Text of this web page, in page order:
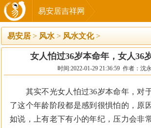
易安居吉祥网
易安居 > 风水 > 风水文化>
女人怕过36岁本命年，女人36
时间:2022-01-29 21:36:59 作者：沈
其实不光女人怕过36岁本命年，对于
了这个年龄阶段都是感到很惧怕的，原
如说，上有老下有小的年纪，压力会非